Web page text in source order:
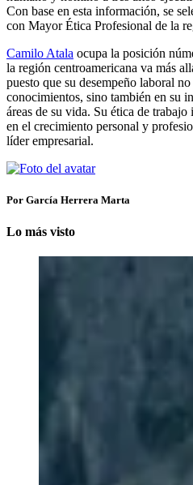
Con base en esta información, se
con Mayor Ética Profesional de la
Camilo Atala ocupa la posición
la región centroamericana va más
puesto que su desempeño laboral
conocimientos, sino también en su
áreas de su vida. Su ética de
en el crecimiento personal y
líder empresarial.
Por García Herrera Marta
Lo más visto